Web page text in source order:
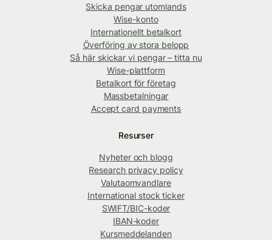
Skicka pengar utomlands
Wise-konto
Internationellt betalkort
Överföring av stora belopp
Så här skickar vi pengar – titta nu
Wise-plattform
Betalkort för företag
Massbetalningar
Accept card payments
Resurser
Nyheter och blogg
Research privacy policy
Valutaomvandlare
International stock ticker
SWIFT/BIC-koder
IBAN-koder
Kursmeddelanden